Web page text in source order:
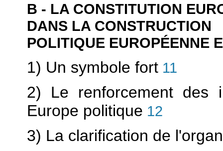
B - LA CONSTITUTION
DANS LA
POLITIQUE EUROPÉENNE
1) Un symbole fort 11
2) Le renforcement des
Europe politique 12
3) La clarification de